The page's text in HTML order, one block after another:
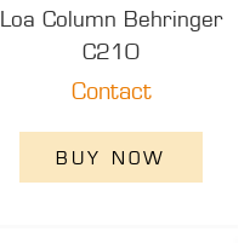
Loa Column Behringer
C210
Contact
BUY NOW